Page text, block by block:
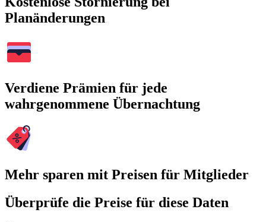
Planänderungen
Verdiene Prämien für jede
wahrgenommene Übernachtung
Mehr sparen mit Preisen für Mitglieder
Überprüfe die Preise für diese Daten